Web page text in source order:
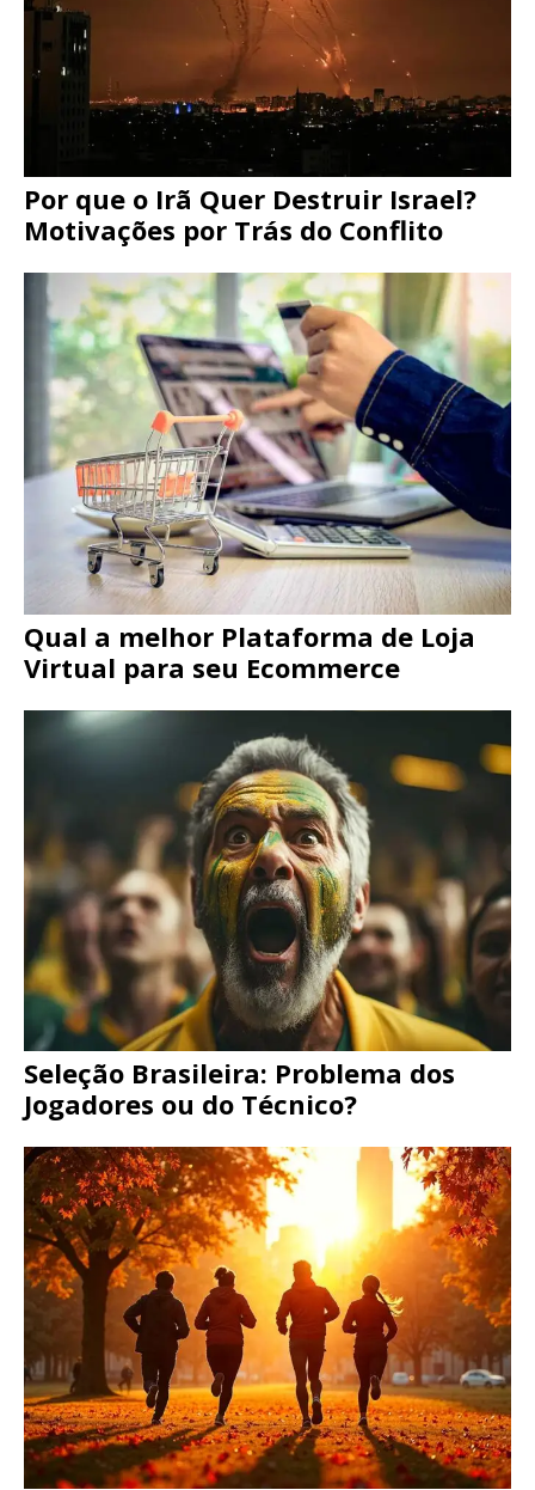
Por que o Irã Quer Destruir Israel?
Motivações por Trás do Conflito
Qual a melhor Plataforma de Loja
Virtual para seu Ecommerce
Seleção Brasileira: Problema dos
Jogadores ou do Técnico?